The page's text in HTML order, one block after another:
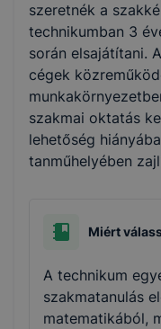
szeretnék a
technikumban 3
során elsajátítani.
cégek
szakmai oktatás
lehetőség
tanműhelyében
Miért
A technikum
szakmatanulás
matematikából,
Mi az a cookie?
A cookie egy kis
számítógépre,
meg. A cookie-k
Többek között
látogató egyéni
megkönnyítik a
személyes
beazonosítani.